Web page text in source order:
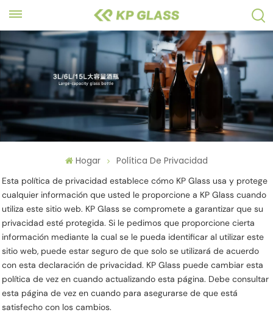
Hogar Política De Privacidad
Esta política de privacidad establece cómo KP Glass usa y protege
cualquier información que usted le proporcione a KP Glass cuando
utiliza este sitio web. KP Glass se compromete a garantizar que su
privacidad esté protegida. Si le pedimos que proporcione cierta
información mediante la cual se le pueda identificar al utilizar este
sitio web, puede estar seguro de que solo se utilizará de acuerdo
con esta declaración de privacidad. KP Glass puede cambiar esta
política de vez en cuando actualizando esta página. Debe consultar
esta página de vez en cuando para asegurarse de que está
satisfecho con los cambios.